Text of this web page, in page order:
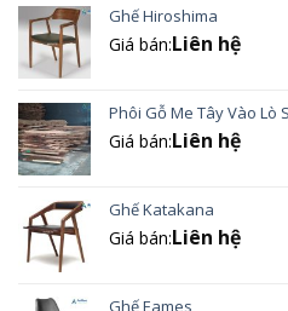
Ghế Hiroshima
Giá bán:Liên hệ
Phôi Gỗ Me Tây Vào Lò
Giá bán:Liên hệ
Ghế Katakana
Giá bán:Liên hệ
Ghế Eames